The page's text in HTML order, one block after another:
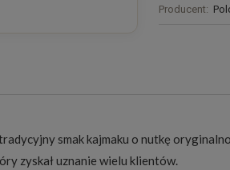
Producent:
smak kajmaku o nutkę
zyskał uznanie wielu klientów.